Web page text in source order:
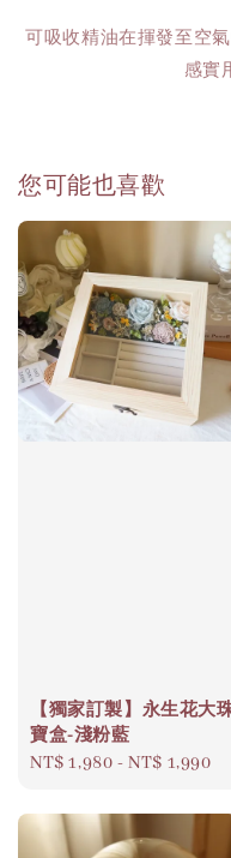
可吸收精油在揮發至空
感實
您可能也喜歡
【獨家訂製】永生花大
寶盒-淺粉藍
Regular
NT$ 1,980 -NT$ 1,990